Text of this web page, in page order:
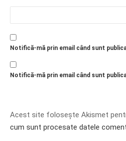
Notifică-mă prin email când sunt
Notifică-mă prin email când sunt
Acest site folosește Akismet
cum sunt procesate datele